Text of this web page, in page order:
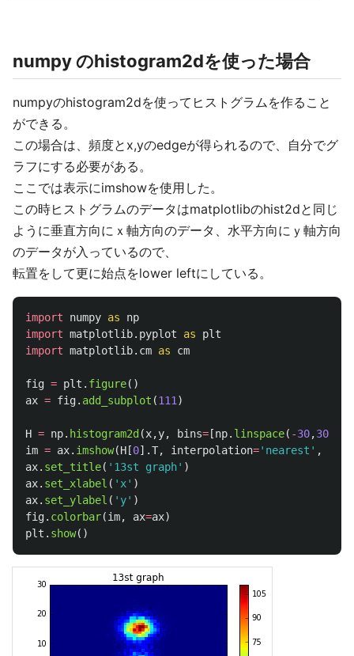
numpy のhistogram2dを使った場合
numpyのhistogram2dを使ってヒストグラムを作ること
ができる。
この場合は、頻度とx,yのedgeが得られるので、自分でグ
ラフにする必要がある。
ここでは表示にimshowを使用した。
この時ヒストグラムのデータはmatplotlibのhist2dと同じ
ように垂直方向にｘ軸方向のデータ、水平方向にｙ軸方向
のデータが入っているので、
転置をして更に始点をlower leftにしている。
import numpy as
np
import matplotlib.pyplot as
plt
import matplotlib.cm as cm
fig = plt . figure()
ax = fig. add_subplot (111 )
H = np. histogram2d (x,y, bins= [np. linspace( -30,30
im = ax. imshow(H [0].T, interpolation=' nearest ' ,
ax. set_title( ' 13st graph' )
ax. set_xlabel ( ' x' )
ax. set_ylabel ( ' y' )
fig. colorbar(im, ax=ax)
plt . show()